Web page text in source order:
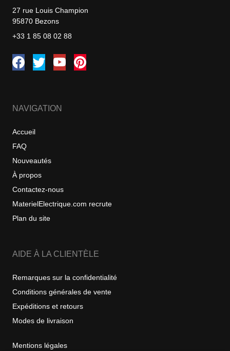
27 rue Louis Champion
95870 Bezons
+33 1 85 08 02 88
NAVIGATION
Accueil
FAQ
Nouveautés
À propos
Contactez-nous
MaterielElectrique.com recrute
Plan du site
AIDE À LA CLIENTÈLE
Remarques sur la confidentialité
Conditions générales de vente
Expéditions et retours
Modes de livraison
Mentions légales